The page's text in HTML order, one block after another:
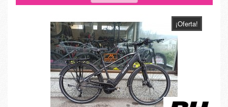
¡Oferta!